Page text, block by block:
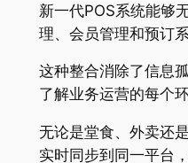
新一代POS系统能够
理、会员管理和预订
这种整合消除了信息
了解业务运营的每个环
无论是堂食、外卖还
实时同步到同一平台